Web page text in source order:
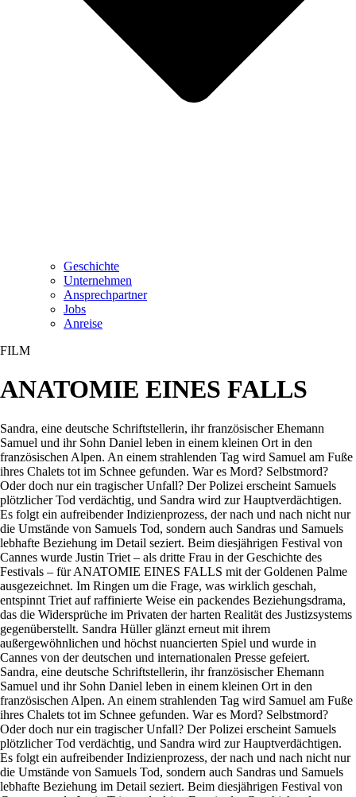
Geschichte
Unternehmen
Ansprechpartner
Jobs
Anreise
FILM
ANATOMIE EINES FALLS
Sandra, eine deutsche Schriftstellerin, ihr französischer Ehemann
Samuel und ihr Sohn Daniel leben in einem kleinen Ort in den
französischen Alpen. An einem strahlenden Tag wird Samuel am Fuße
ihres Chalets tot im Schnee gefunden. War es Mord? Selbstmord?
Oder doch nur ein tragischer Unfall? Der Polizei erscheint Samuels
plötzlicher Tod verdächtig, und Sandra wird zur Hauptverdächtigen.
Es folgt ein aufreibender Indizienprozess, der nach und nach nicht nur
die Umstände von Samuels Tod, sondern auch Sandras und Samuels
lebhafte Beziehung im Detail seziert. Beim diesjährigen Festival von
Cannes wurde Justin Triet – als dritte Frau in der Geschichte des
Festivals – für ANATOMIE EINES FALLS mit der Goldenen Palme
ausgezeichnet. Im Ringen um die Frage, was wirklich geschah,
entspinnt Triet auf raffinierte Weise ein packendes Beziehungsdrama,
das die Widersprüche im Privaten der harten Realität des Justizsystems
gegenüberstellt. Sandra Hüller glänzt erneut mit ihrem
außergewöhnlichen und höchst nuancierten Spiel und wurde in
Cannes von der deutschen und internationalen Presse gefeiert.
Sandra, eine deutsche Schriftstellerin, ihr französischer Ehemann
Samuel und ihr Sohn Daniel leben in einem kleinen Ort in den
französischen Alpen. An einem strahlenden Tag wird Samuel am Fuße
ihres Chalets tot im Schnee gefunden. War es Mord? Selbstmord?
Oder doch nur ein tragischer Unfall? Der Polizei erscheint Samuels
plötzlicher Tod verdächtig, und Sandra wird zur Hauptverdächtigen.
Es folgt ein aufreibender Indizienprozess, der nach und nach nicht nur
die Umstände von Samuels Tod, sondern auch Sandras und Samuels
lebhafte Beziehung im Detail seziert. Beim diesjährigen Festival von